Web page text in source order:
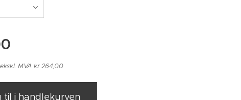
ekskl. MVA kr 264,00
til i handlekurven